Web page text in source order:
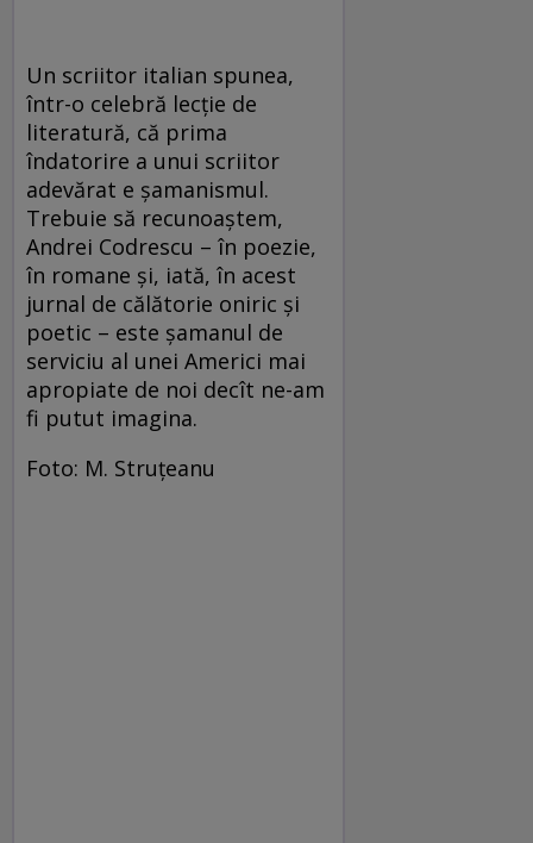
Un scriitor italian spunea,
într-o celebră lecţie de
literatură, că prima
îndatorire a unui scriitor
adevărat e şamanismul.
Trebuie să recunoaştem,
Andrei Codrescu – în poezie,
în romane şi, iată, în acest
jurnal de călătorie oniric şi
poetic – este şamanul de
serviciu al unei Americi mai
apropiate de noi decît ne-am
fi putut imagina.
Foto: M. Struţeanu